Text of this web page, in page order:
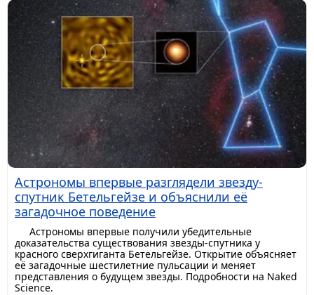
Астрономы впервые разглядели звезду-
спутник Бетельгейзе и объяснили её
загадочное поведение
Астрономы впервые получили убедительные
доказательства существования звезды-спутника у
красного сверхгиганта Бетельгейзе. Открытие объясняет
её загадочные шестилетние пульсации и меняет
представления о будущем звезды. Подробности на Naked
Science.